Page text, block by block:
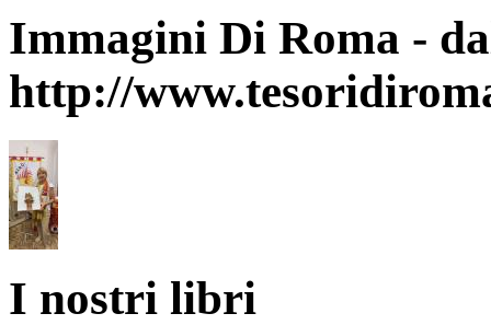
Immagini Di Roma -
http://
I nostri libri